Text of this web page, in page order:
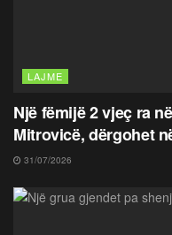
LAJME
Një fëmijë 2 vjeç ra
Mitrovicë, dërgohet
31/07/2026